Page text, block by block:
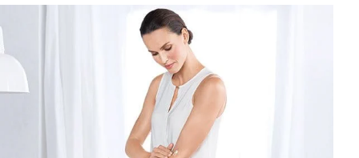
kože
Površina tela
Koža glave i kosa